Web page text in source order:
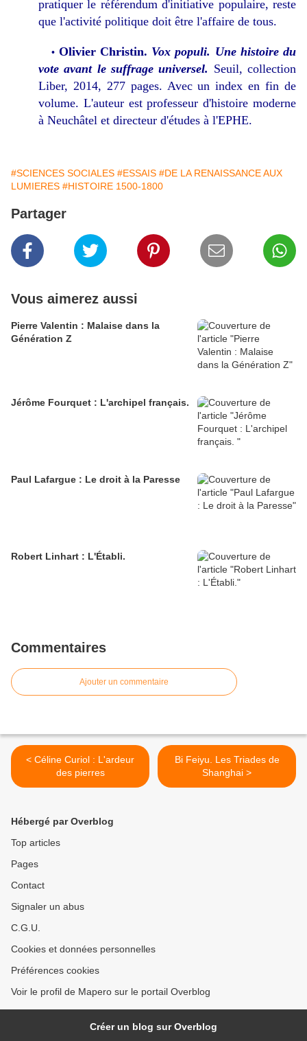
pratiquer le référendum d'initiative populaire, reste
que l'activité politique doit être l'affaire de tous.
• Olivier Christin. Vox populi. Une histoire du
vote avant le suffrage universel. Seuil, collection
Liber, 2014, 277 pages. Avec un index en fin de
volume. L'auteur est professeur d'histoire moderne
à Neuchâtel et directeur d'études à l'EPHE.
#SCIENCES SOCIALES #ESSAIS #DE LA RENAISSANCE AUX
LUMIERES #HISTOIRE 1500-1800
Partager
Vous aimerez aussi
Pierre Valentin : Malaise dans la
Génération Z
Jérôme Fourquet : L'archipel français.
Paul Lafargue : Le droit à la Paresse
Robert Linhart : L'Établi.
Commentaires
Ajouter un commentaire
< Céline Curiol : L'ardeur
des pierres
Bi Feiyu. Les Triades de
Shanghai >
Hébergé par Overblog
Top articles
Pages
Contact
Signaler un abus
C.G.U.
Cookies et données personnelles
Préférences cookies
Voir le profil de Mapero sur le portail Overblog
Créer un blog sur Overblog